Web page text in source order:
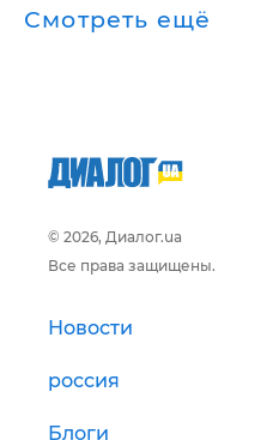
Смотреть ещё
© 2026, Диалог.ua
Все права защищены.
Новости
россия
Блоги